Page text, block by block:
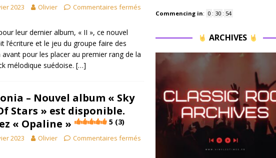
2023 Olivier Commentaires fermés
leur dernier album, « II », ce nouvel
l’écriture et le jeu du groupe faire des
avant pour les placer au premier rang de la
mélodique suédoise. […]
– Nouvel album « Sky
Stars » est disponible.
« Opaline »
5 (3)
2023 Olivier Commentaires fermés
Commencing in: 0 : 30 : 53
ARCHIVES